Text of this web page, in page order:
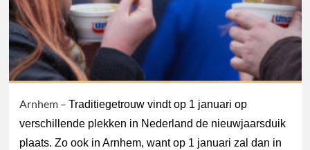
Arnhem – Traditiegetrouw vindt op 1 januari op
verschillende plekken in Nederland de nieuwjaarsduik
plaats. Zo ook in Arnhem, want op 1 januari zal dan in